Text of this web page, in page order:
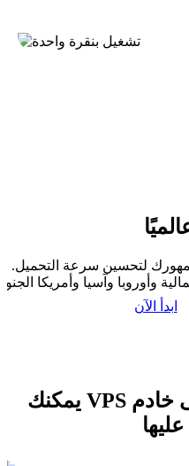
لتحسين سرعة التحميل.
وأوروبا وآسيا وأمريكا
ابدأ الآن
استضافة Docker على خادم VPS يمكنك
عليها